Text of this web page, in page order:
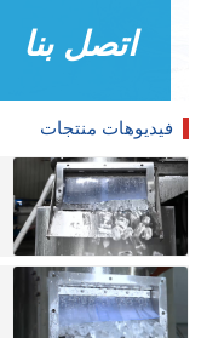
اتصل بنا
فيديوهات منتجات